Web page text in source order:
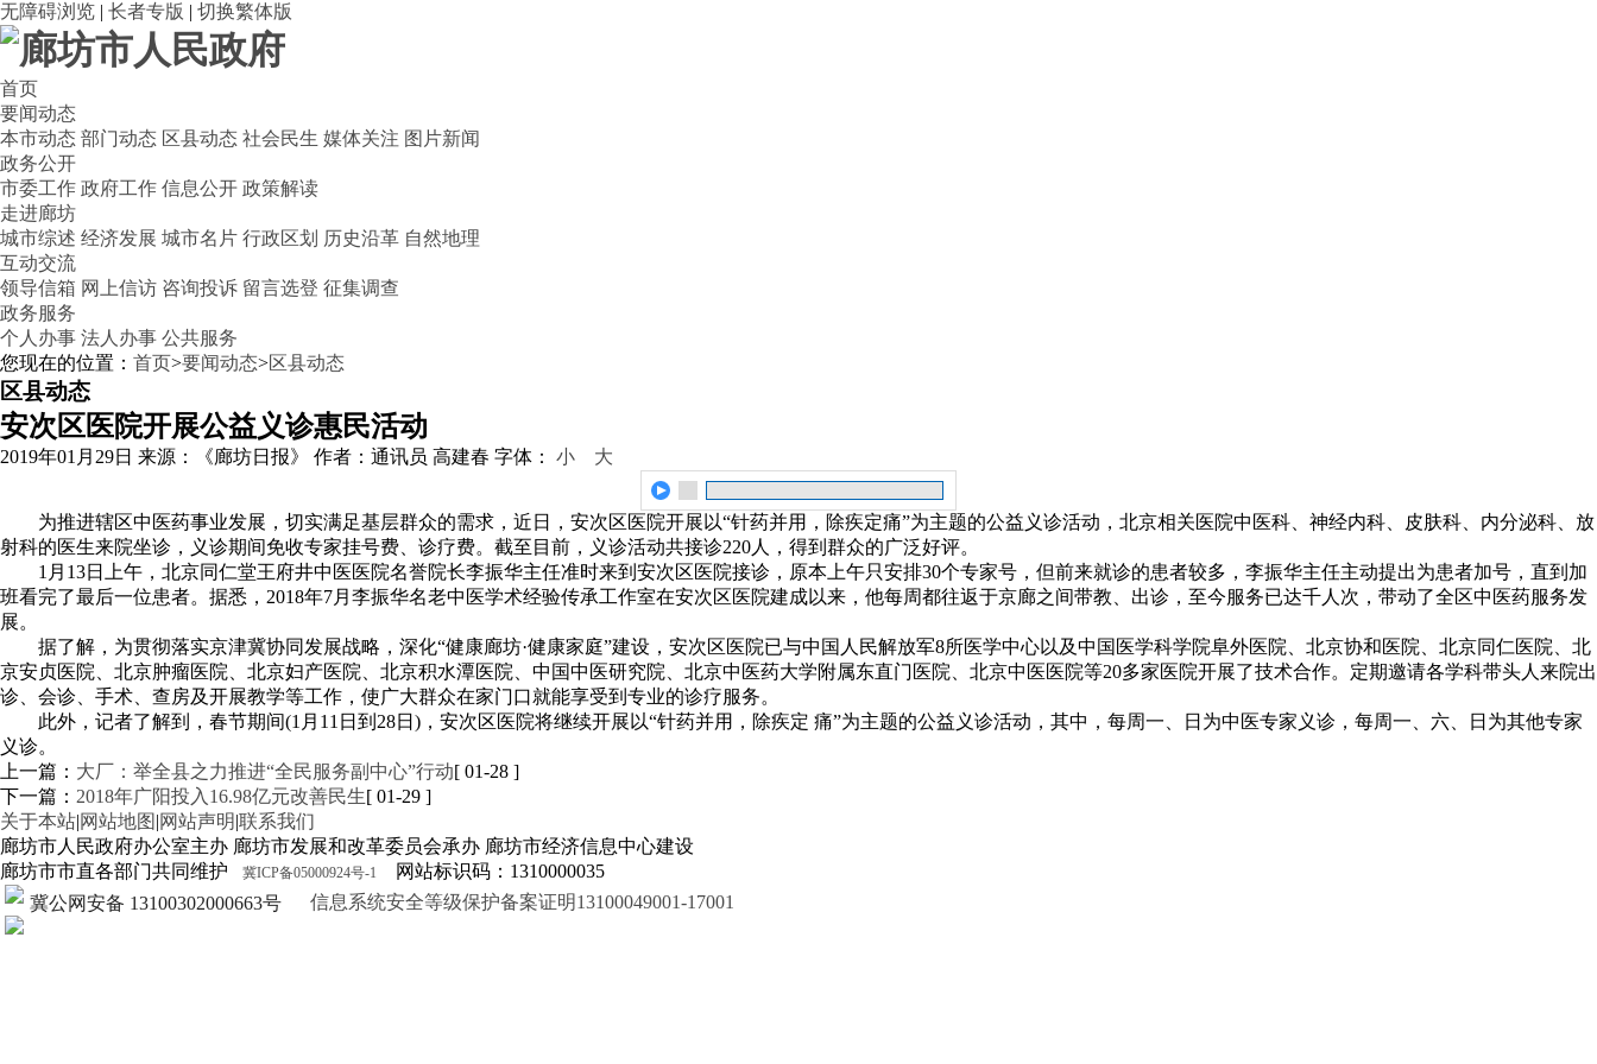
无障碍浏览 | 长者专版 | 切换繁体版
首页
要闻动态
本市动态 部门动态 区县动态 社会民生 媒体关注 图片新闻
政务公开
市委工作 政府工作 信息公开 政策解读
走进廊坊
城市综述 经济发展 城市名片 行政区划 历史沿革 自然地理
互动交流
领导信箱 网上信访 咨询投诉 留言选登 征集调查
政务服务
个人办事 法人办事 公共服务
您现在的位置： 首页>要闻动态>区县动态
区县动态
安次区医院开展公益义诊惠民活动
2019年01月29日 来源：《廊坊日报》 作者：通讯员 高建春 字体： 小 大
为推进辖区中医药事业发展，切实满足基层群众的需求，近日，安次区医院开展以“针药并用，除疾定痛”为主题的公益义诊活动，北京相关医院中医科、神经内科、皮肤科、内分泌科、放
射科的医生来院坐诊，义诊期间免收专家挂号费、诊疗费。截至目前，义诊活动共接诊220人，得到群众的广泛好评。
1月13日上午，北京同仁堂王府井中医医院名誉院长李振华主任准时来到安次区医院接诊，原本上午只安排30个专家号，但前来就诊的患者较多，李振华主任主动提出为患者加号，直到加
班看完了最后一位患者。据悉，2018年7月李振华名老中医学术经验传承工作室在安次区医院建成以来，他每周都往返于京廊之间带教、出诊，至今服务已达千人次，带动了全区中医药服务发
展。
据了解，为贯彻落实京津冀协同发展战略，深化“健康廊坊·健康家庭”建设，安次区医院已与中国人民解放军8所医学中心以及中国医学科学院阜外医院、北京协和医院、北京同仁医院、北
京安贞医院、北京肿瘤医院、北京妇产医院、北京积水潭医院、中国中医研究院、北京中医药大学附属东直门医院、北京中医医院等20多家医院开展了技术合作。定期邀请各学科带头人来院出
诊、会诊、手术、查房及开展教学等工作，使广大群众在家门口就能享受到专业的诊疗服务。
此外，记者了解到，春节期间(1月11日到28日)，安次区医院将继续开展以“针药并用，除疾定 痛”为主题的公益义诊活动，其中，每周一、日为中医专家义诊，每周一、六、日为其他专家
义诊。
上一篇： 大厂：举全县之力推进“全民服务副中心”行动[ 01-28 ]
下一篇： 2018年广阳投入16.98亿元改善民生[ 01-29 ]
关于本站|网站地图 |网站声明|联系我们
廊坊市人民政府办公室主办 廊坊市发展和改革委员会承办 廊坊市经济信息中心建设
廊坊市市直各部门共同维护
冀ICP备05000924号-1
网站标识码：1310000035
冀公网安备 13100302000663号
信息系统安全等级保护备案证明13100049001-17001